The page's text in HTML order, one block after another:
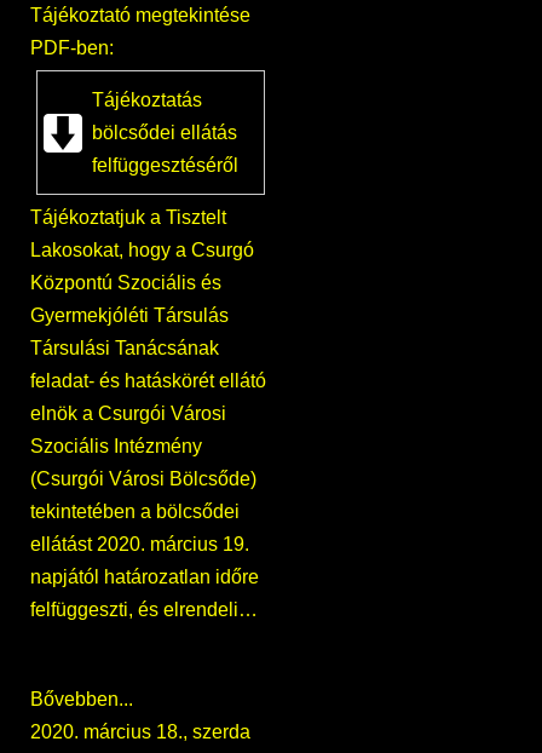
Tájékoztató megtekintése
PDF-ben:
Tájékoztatás
bölcsődei ellátás
felfüggesztéséről
Tájékoztatjuk a Tisztelt
Lakosokat, hogy a Csurgó
Központú Szociális és
Gyermekjóléti Társulás
Társulási Tanácsának
feladat- és hatáskörét ellátó
elnök a Csurgói Városi
Szociális Intézmény
(Csurgói Városi Bölcsőde)
tekintetében a bölcsődei
ellátást 2020. március 19.
napjától határozatlan időre
felfüggeszti, és elrendeli…
Bővebben...
2020. március 18., szerda